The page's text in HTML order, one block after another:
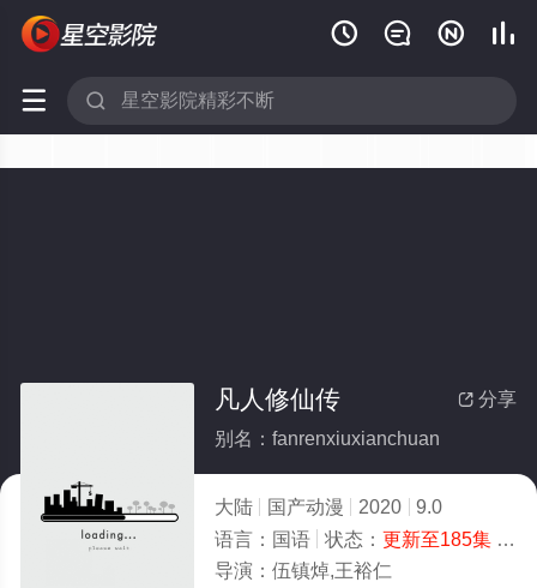
   
 
 分享
凡人修仙传
别名：fanrenxiuxianchuan
大陆 国产动漫 2020
9.0
语言： 国语 状态： 更新至185集- 免费在线观看
导演： 伍镇焯,王裕仁